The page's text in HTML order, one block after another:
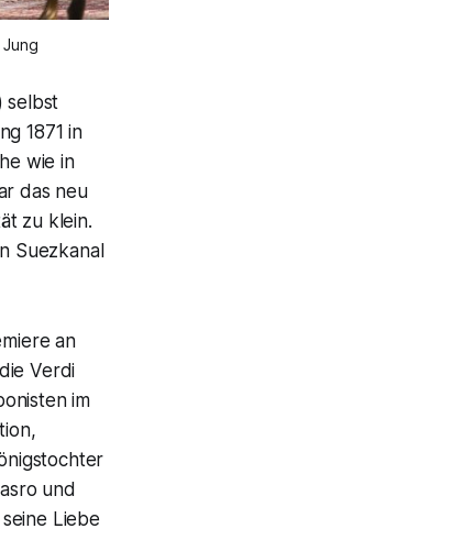
selbst
1871 in
wie in
das neu
zu klein.
Suezkanal
an
Verdi
im
und
Liebe